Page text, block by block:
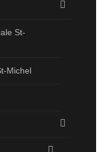
St-
Michel